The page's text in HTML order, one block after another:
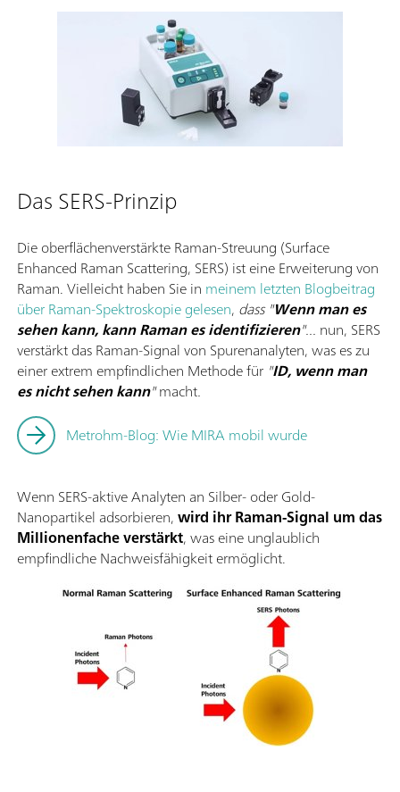
Das SERS-Prinzip
Die oberflächenverstärkte Raman-Streuung (Surface
Enhanced Raman Scattering, SERS) ist eine Erweiterung von
Raman. Vielleicht haben Sie in meinem letzten Blogbeitrag
über Raman-Spektroskopie gelesen, dass "Wenn man es
sehen kann, kann Raman es identifizieren"... nun, SERS
verstärkt das Raman-Signal von Spurenanalyten, was es zu
einer extrem empfindlichen Methode für "ID, wenn man
es nicht sehen kann"macht.
Metrohm-Blog: Wie MIRA mobil wurde
Wenn SERS-aktive Analyten an Silber- oder Gold-
Nanopartikel adsorbieren,wird ihr Raman-Signal um das
Millionenfache verstärkt, was eine unglaublich
empfindliche Nachweisfähigkeit ermöglicht.